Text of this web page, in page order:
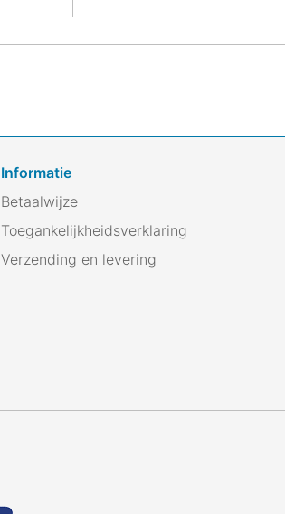
Informatie
Betaalwijze
Toegankelijkheidsverklaring
Verzending en levering